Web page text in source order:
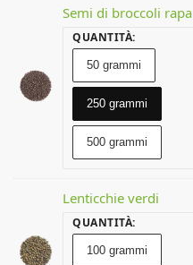
Semi di broccoli rapa
QUANTITÀ:
50 grammi
250 grammi
500 grammi
Lenticchie verdi
QUANTITÀ:
100 grammi